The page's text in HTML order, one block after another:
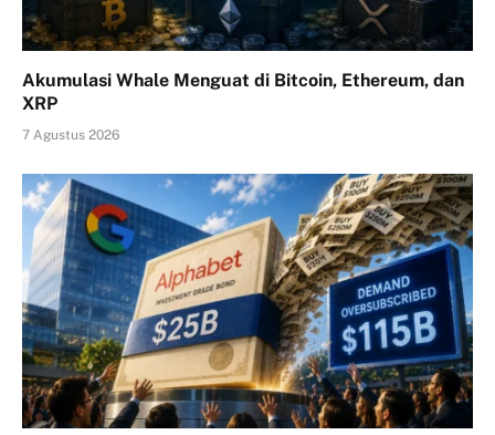
Akumulasi Whale Menguat di Bitcoin, Ethereum, dan
XRP
7 Agustus 2026